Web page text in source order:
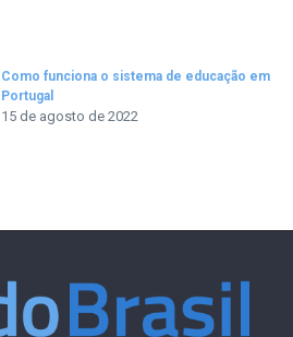
Como funciona o sistema de educação em
Portugal
15 de agosto de 2022